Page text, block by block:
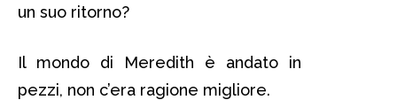
un suo ritorno?
Il mondo di Meredith è andato in
pezzi, non c’era ragione migliore.